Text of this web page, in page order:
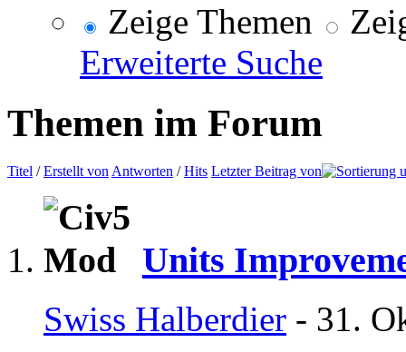
Zeige Themen
Erweiterte Suche
Themen im Forum
Titel /Erstellt von Antworten /Hits Letzter Beitrag von
Units
Swiss Halberdier - 31.